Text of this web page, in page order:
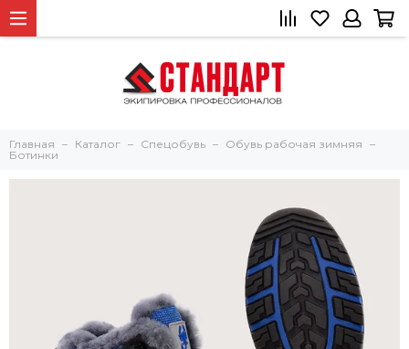
Главная Каталог Спецобувь
Обувь рабочая зимняя
Ботинки